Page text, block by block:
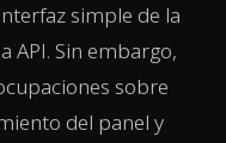
simple de la
API. Sin embargo,
sobre
del panel y